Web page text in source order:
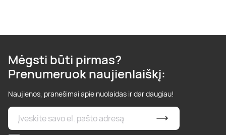
Mėgsti būti pirmas?
Prenumeruok naujienlaiškį:
Naujienos, pranešimai apie nuolaidas ir dar daugiau!